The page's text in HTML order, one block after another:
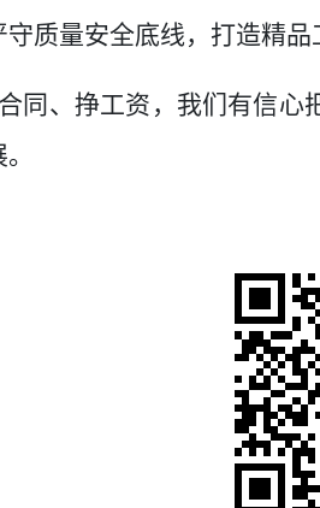
质量安全底线，打造精品
同、挣工资，我们有信